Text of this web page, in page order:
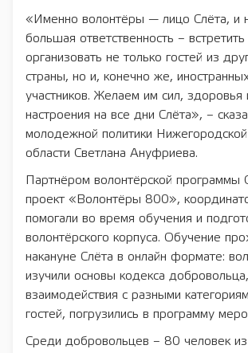
«Именно волонтёры — лицо Слёта, и
большая ответственность – встретить
организовать не только гостей из
страны, но и, конечно же,
участников. Желаем им сил,
настроения на все дни Слёта», –
молодежной политики Нижегородской
области Светлана Ануфриева.
Партнёром волонтёрской программы
проект «Волонтёры 800»,
помогали во время обучения и
волонтёрского корпуса. Обучение
накануне Слёта в онлайн формате:
изучили основы кодекса
взаимодействия с разными
гостей, погрузились в программу
Среди добровольцев – 80 человек из